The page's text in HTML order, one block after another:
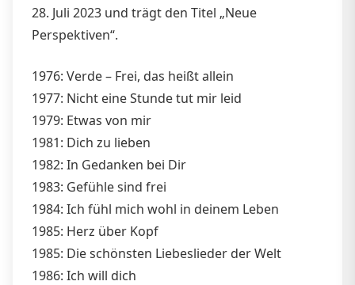
28. Juli 2023 und trägt den Titel „Neue
Perspektiven“.
1976: Verde – Frei, das heißt allein
1977: Nicht eine Stunde tut mir leid
1979: Etwas von mir
1981: Dich zu lieben
1982: In Gedanken bei Dir
1983: Gefühle sind frei
1984: Ich fühl mich wohl in deinem Leben
1985: Herz über Kopf
1985: Die schönsten Liebeslieder der Welt
1986: Ich will dich